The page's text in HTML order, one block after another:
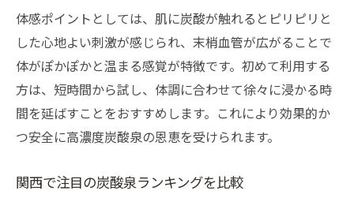
体感ポイントとしては、肌に炭酸が触れるとピリピリと
した心地よい刺激が感じられ、末梢血管が広がることで
体がぽかぽかと温まる感覚が特徴です。初めて利用する
方は、短時間から試し、体調に合わせて徐々に浸かる時
間を延ばすことをおすすめします。これにより効果的か
つ安全に高濃度炭酸泉の恩恵を受けられます。
関西で注目の炭酸泉ランキングを比較